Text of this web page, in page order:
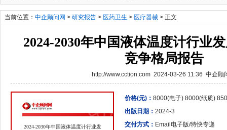
当前位置： 中企顾问网 > 研究报告 > 医药卫生 > 医疗器械 > 正文
2024-2030年中国液体温度计行业
竞争格局报告
http://www.cction.com 2024-03-26 11:36 中企顾
2024-2030年中国液体温度计行业发
价格(元)： 8000(电子) 8000(纸质)
出版日期： 2024-3
交付方式： Email电子版/特快专递